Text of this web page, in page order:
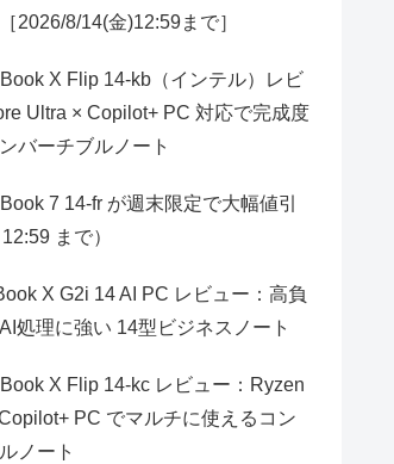
2026/8/14(金)12:59まで］
X Flip 14-kb（インテル）レビ
Ultra × Copilot+ PC 対応で完成度
バーチブルノート
7 14-fr が週末限定で大幅値引
まで）
X G2i 14 AI PC レビュー：高負
処理に強い 14型ビジネスノート
X Flip 14-kc レビュー：Ryzen
PC でマルチに使えるコン
ノート